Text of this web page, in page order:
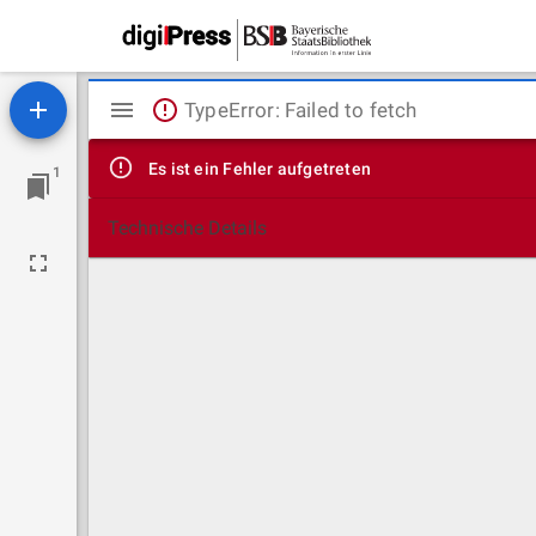
1
Mirador
Viewer
TypeError: Failed to fetch
Es ist ein Fehler aufgetreten
Technische Details